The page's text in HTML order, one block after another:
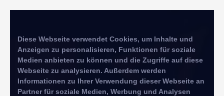
Diese Webseite verwendet Cookies, um Inhalte und
Anzeigen zu personalisieren, Funktionen für soziale
Medien anbieten zu können und die Zugriffe auf diese
Webseite zu analysieren. Außerdem werden
Informationen zu Ihrer Verwendung dieser Webseite an
Partner für soziale Medien, Werbung und Analysen